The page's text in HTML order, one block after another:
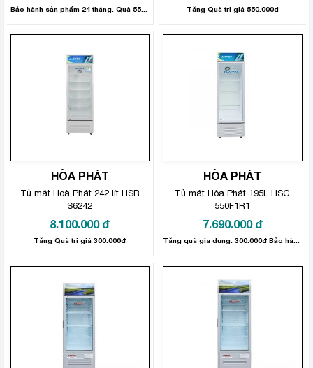
Tặng Quà trị giá 550.000đ
HÒA PHÁT
Tủ mát Hoà Phát 242 lít HSR
S6242
8.100.000 đ
Tặng Quà trị giá 300.000đ
HÒA PHÁT
Tủ mát Hòa Phát 195L HSC
550F1R1
7.690.000 đ